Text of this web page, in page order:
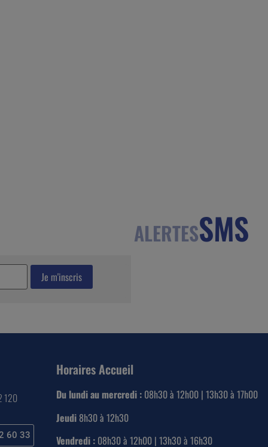
ALERTESSMS
120
60 33
Horaires Accueil
Du lundi au mercredi :08h30 à 12h00 | 13h30 à 17h00
Jeudi8h30 à 12h30
Vendredi :08h30 à 12h00 | 13h30 à 16h30